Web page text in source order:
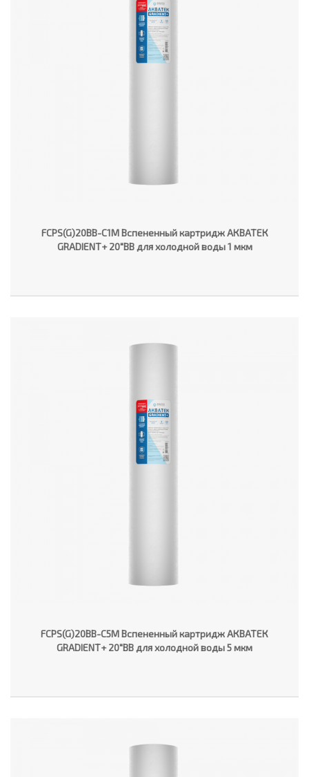
FCPS(G)20BB-C1M Вспененный картридж АКВАТЕК
GRADIENT+ 20"ВВ для холодной воды 1 мкм
FCPS(G)20BB-C5M Вспененный картридж АКВАТЕК
GRADIENT+ 20"ВВ для холодной воды 5 мкм